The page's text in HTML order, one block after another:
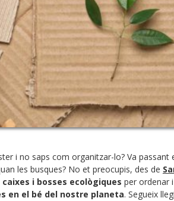
i no saps com organitzar-lo? Va
les busques? No et preocupis, des de
caixes i bosses ecològiques per ordenar
en el bé del nostre planeta. Segueix